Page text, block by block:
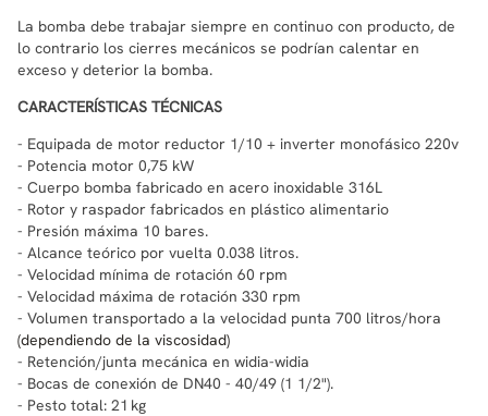
La bomba debe trabajar siempre en continuo con producto, de
lo contrario los cierres mecánicos se podrían calentar en
exceso y deterior la bomba.
CARACTERÍSTICAS TÉCNICAS
- Equipada de motor reductor 1/10 + inverter monofásico 220v
- Potencia motor 0,75 kW
- Cuerpo bomba fabricado en acero inoxidable 316L
- Rotor y raspador fabricados en plástico alimentario
- Presión máxima 10 bares.
- Alcance teórico por vuelta 0.038 litros.
- Velocidad mínima de rotación 60 rpm
- Velocidad máxima de rotación 330 rpm
- Volumen transportado a la velocidad punta 700 litros/hora
(dependiendo de la viscosidad)
- Retención/junta mecánica en widia-widia
- Bocas de conexión de DN40 - 40/49 (1 1/2").
- Pesto total: 21 kg